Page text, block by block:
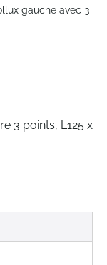
gauche avec 3
3 points, L125 x